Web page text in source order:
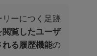
リーにつく足跡
閲覧したユーザ
れる履歴機能の